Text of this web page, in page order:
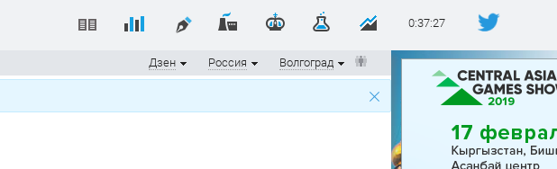
0:37:27
Волгоград
Россия
Дзен